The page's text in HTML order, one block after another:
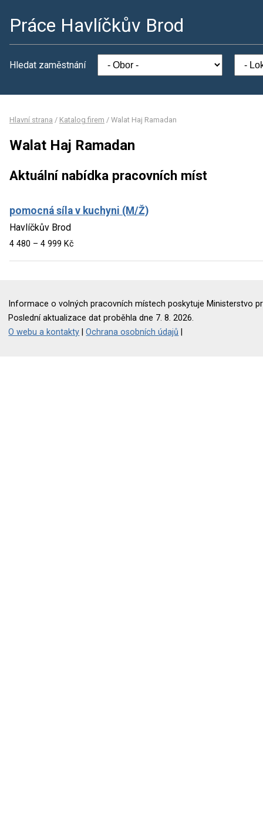
Práce Havlíčkův Brod
Hledat zaměstnání
Hlavní strana / Katalog firem / Walat Haj Ramadan
Walat Haj Ramadan
Aktuální nabídka pracovních míst
pomocná síla v kuchyni (M/Ž)
Havlíčkův Brod
4 480 – 4 999 Kč
Informace o volných pracovních místech poskytuje Ministerstvo
Poslední aktualizace dat proběhla dne 7. 8. 2026.
O webu a kontakty |Ochrana osobních údajů